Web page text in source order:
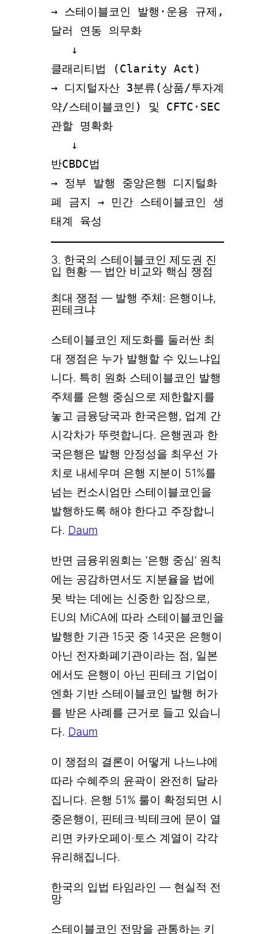
→ 스테이블코인 발행·운용 규제,
달러 연동 의무화
클래리티법 (Clarity Act)
→ 디지털자산 3분류(상품/투자계
약/스테이블코인) 및 CFTC·SEC
관할 명확화
반CBDC법
→ 정부 발행 중앙은행 디지털화
폐 금지 → 민간 스테이블코인 생
태계 육성
3. 한국의 스테이블코인 제도권 진
입 현황 — 법안 비교와 핵심 쟁점
최대 쟁점 — 발행 주체: 은행이냐,
핀테크냐
스테이블코인 제도화를 둘러싼 최
대 쟁점은 누가 발행할 수 있느냐입
니다. 특히 원화 스테이블코인 발행
주체를 은행 중심으로 제한할지를
놓고 금융당국과 한국은행, 업계 간
시각차가 뚜렷합니다. 은행권과 한
국은행은 발행 안정성을 최우선 가
치로 내세우며 은행 지분이 51%를
넘는 컨소시엄만 스테이블코인을
발행하도록 해야 한다고 주장합니
다. Daum
반면 금융위원회는 ‘은행 중심’ 원칙
에는 공감하면서도 지분율을 법에
못 박는 데에는 신중한 입장으로,
EU의 MiCA에 따라 스테이블코인을
발행한 기관 15곳 중 14곳은 은행이
아닌 전자화폐기관이라는 점, 일본
에서도 은행이 아닌 핀테크 기업이
엔화 기반 스테이블코인 발행 허가
를 받은 사례를 근거로 들고 있습니
다. Daum
이 쟁점의 결론이 어떻게 나느냐에
따라 수혜주의 윤곽이 완전히 달라
집니다. 은행 51% 룰이 확정되면 시
중은행이, 핀테크·빅테크에 문이 열
리면 카카오페이·토스 계열이 각각
유리해집니다.
한국의 입법 타임라인 — 현실적 전
망
스테이블코인 전망을 관통하는 키